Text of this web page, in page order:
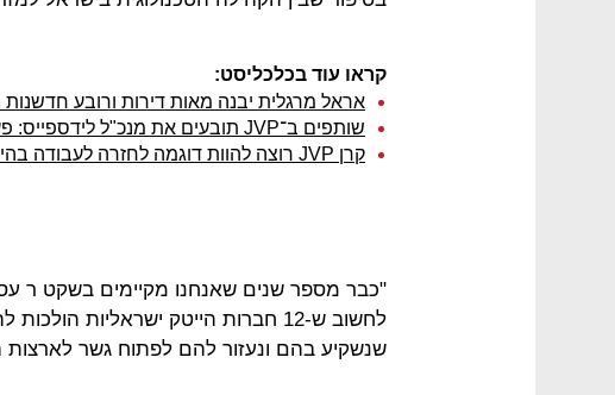
קראו עוד בכלכליסט:
אראל מרגלית יבנה מאות דירות ורובע
שותפים ב־JVP תובעים את מנכ"ל לידספייס: פעל למכירה בלי אישור הדירקטוריון
קרן JVP רוצה להוות דוגמה לחזרה לעבודה בהייטק תחת הקורונה
"כבר מספר שנים שאנחנו מקיימים בשקט ר
לחשוב ש-12 חברות הייטק ישראליות
שנשקיע בהם ונעזור להם לפתוח גשר